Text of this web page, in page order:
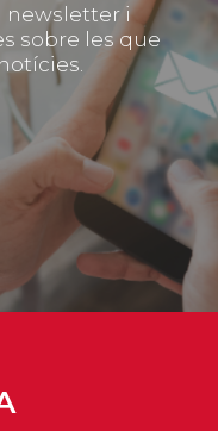
newsletter i
sobre les que